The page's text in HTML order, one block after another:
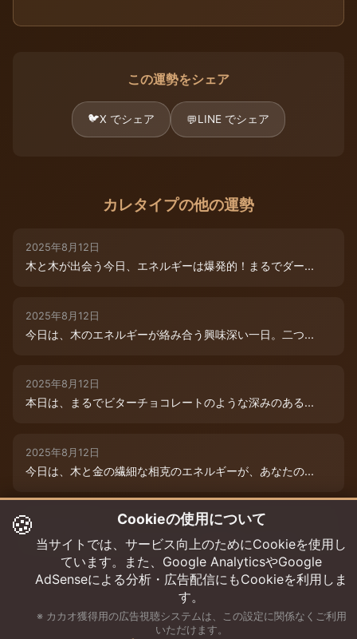
この運勢をシェア
🐦X でシェア 💬LINE でシェア
カレタイプの他の運勢
2025年8月12日
木と木が出会う今日、エネルギーは爆発的！まるでダー...
2025年8月12日
今日は、木のエネルギーが絡み合う興味深い一日。二つ...
2025年8月12日
本日は、まるでビターチョコレートのような深みのある...
2025年8月12日
今日は、木と金の繊細な相克のエネルギーが、あなたの...
2025年8月9日
今日は、あなたの木のエネルギーが最高潮！まるでダー...
🍪 Cookieの使用について
当サイトでは、サービス向上のためにCookieを使用し
ています。また、Google AnalyticsやGoogle
AdSenseによる分析・広告配信にもCookieを利用しま
す。
※ カカオ獲得用の広告視聴システムは、この設定に関係なくご利用
いただけます。